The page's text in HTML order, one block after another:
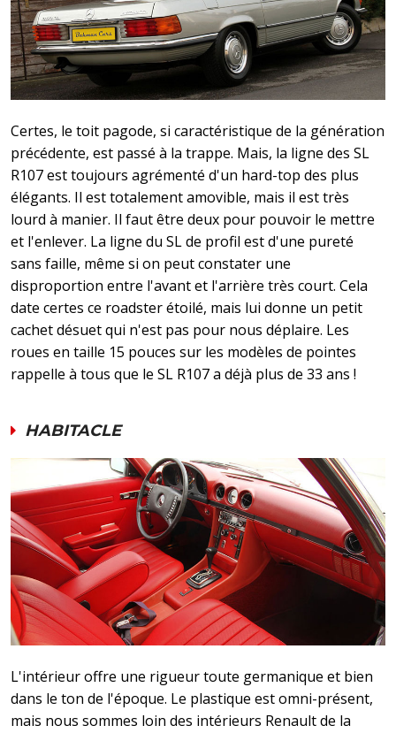
Certes, le toit pagode, si caractéristique de la génération
précédente, est passé à la trappe. Mais, la ligne des SL
R107 est toujours agrémenté d'un hard-top des plus
élégants. Il est totalement amovible, mais il est très
lourd à manier. Il faut être deux pour pouvoir le mettre
et l'enlever. La ligne du SL de profil est d'une pureté
sans faille, même si on peut constater une
disproportion entre l'avant et l'arrière très court. Cela
date certes ce roadster étoilé, mais lui donne un petit
cachet désuet qui n'est pas pour nous déplaire. Les
roues en taille 15 pouces sur les modèles de pointes
rappelle à tous que le SL R107 a déjà plus de 33 ans !
HABITACLE
L'intérieur offre une rigueur toute germanique et bien
dans le ton de l'époque. Le plastique est omni-présent,
mais nous sommes loin des intérieurs Renault de la